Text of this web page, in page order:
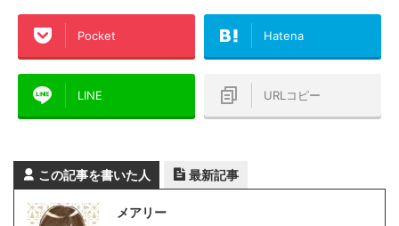
Pocket Hatena
LINE URLコピー
この記事を書いた人 最新記事
メアリー